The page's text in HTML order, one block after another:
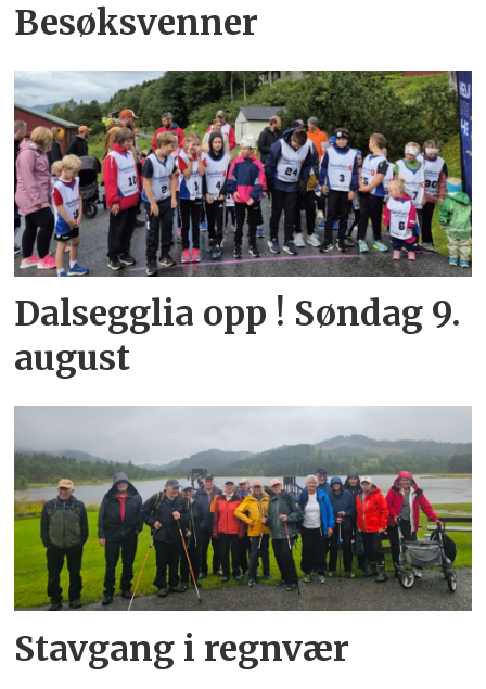
Besøksvenner
Dalsegglia opp ! Søndag 9.
august
Stavgang i regnvær